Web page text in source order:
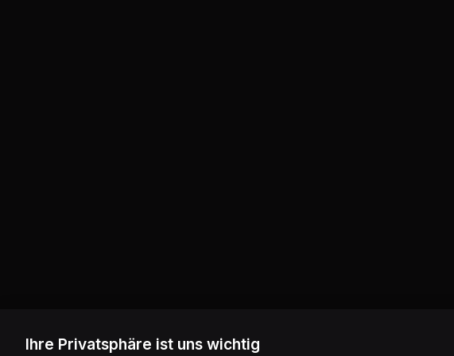
Ihre Privatsphäre ist uns wichtig